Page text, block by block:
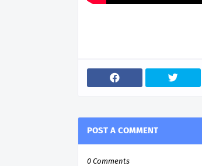
POST A COMMENT
0 Comments